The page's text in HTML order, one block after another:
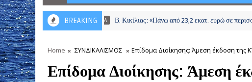
BREAKING
ΝΑΥΤΙΛΙΑ Β. Κικίλιας: «Πάνω από 23,2 εκατ. ευρώ σε περισσότερους
Home ΣΥΝΔΙΚΑΛΙΣΜΟΣ Επίδομα Διοίκησης: Άμεση έκδοση της
Επίδομα Διοίκησης: Άμεση